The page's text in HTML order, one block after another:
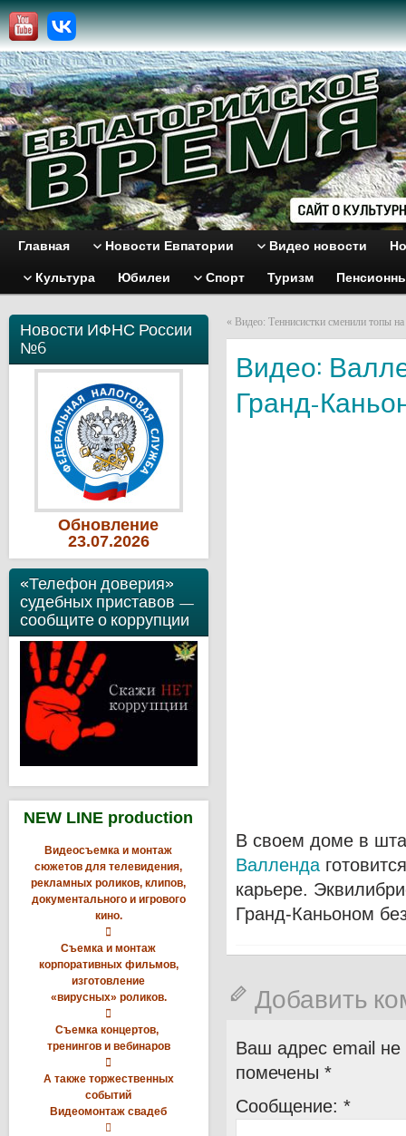
Главная Новости Евпатории Видео новости
Культура Юбилеи Спорт Туризм
Новости ИФНС России
№6
Обновление
23.07.2026
«Телефон доверия»
судебных приставов —
сообщите о коррупции
NEW LINE production
Видеосъемка и монтаж
сюжетов для телевидения,
рекламных роликов, клипов,
документального и игрового
кино.

Съемка и монтаж
корпоративных фильмов,
изготовление
«вирусных» роликов.

Съемка концертов,
тренингов и вебинаров

А также торжественных
событий
Видеомонтаж свадеб

« Видео: Теннисистки сменили топы на
Видео:
Гранд-
В своем доме в
Валленда
карьере.
Гранд-Каньоном
Добавить
Ваш адрес email не
помечены *
Сообщение: *